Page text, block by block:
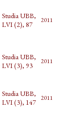
Studia UBB,
LVI (2), 87
2011
Studia UBB,
LVI (3), 93
2011
Studia UBB,
LVI (3), 147
2011